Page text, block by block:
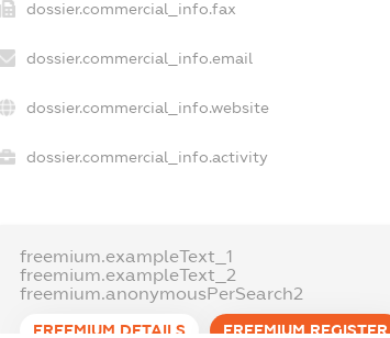
dossier.commercial_info.fax
dossier.commercial_info.email
dossier.commercial_info.website
dossier.commercial_info.activity
freemium.exampleText_1
freemium.exampleText_2
freemium.anonymousPerSearch2
FREEMIUM.DETAILS FREEMIUM.REGISTER